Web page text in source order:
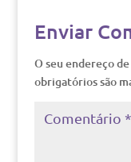
Enviar
O seu endereço
obrigatórios são